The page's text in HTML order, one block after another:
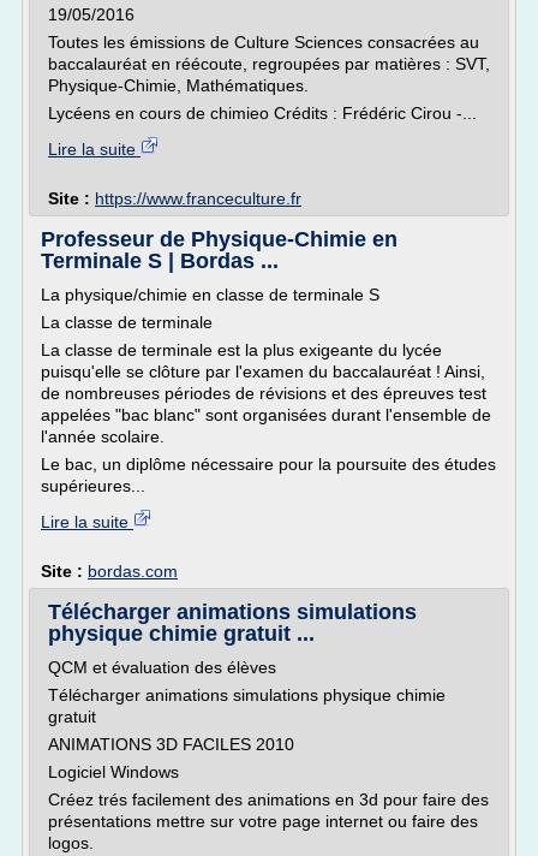
19/05/2016
Toutes les émissions de Culture Sciences consacrées au
baccalauréat en réécoute, regroupées par matières : SVT,
Physique-Chimie, Mathématiques.
Lycéens en cours de chimieo Crédits : Frédéric Cirou -...
Lire la suite
Site : https://www.franceculture.fr
Professeur de Physique-Chimie en
Terminale S | Bordas ...
La physique/chimie en classe de terminale S
La classe de terminale
La classe de terminale est la plus exigeante du lycée
puisqu'elle se clôture par l'examen du baccalauréat ! Ainsi,
de nombreuses périodes de révisions et des épreuves test
appelées "bac blanc" sont organisées durant l'ensemble de
l'année scolaire.
Le bac, un diplôme nécessaire pour la poursuite des études
supérieures...
Lire la suite
Site : bordas.com
Télécharger animations simulations
physique chimie gratuit ...
QCM et évaluation des élèves
Télécharger animations simulations physique chimie
gratuit
ANIMATIONS 3D FACILES 2010
Logiciel Windows
Créez trés facilement des animations en 3d pour faire des
présentations mettre sur votre page internet ou faire des
logos.